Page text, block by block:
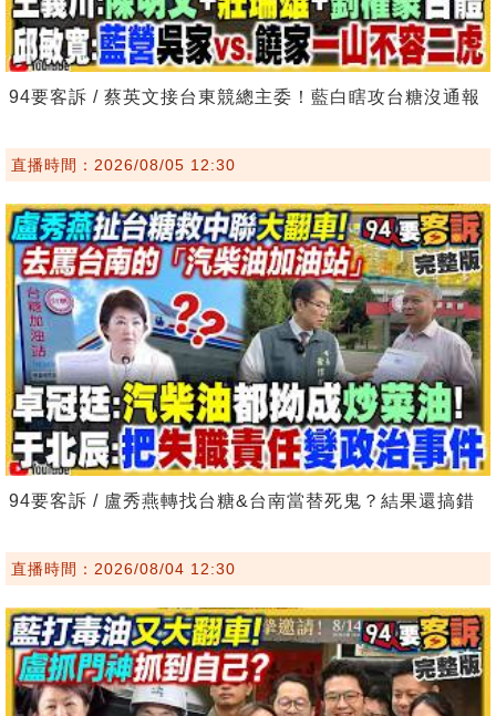
94要客訴 / 蔡英文接台東競總主委！藍白瞎攻台糖沒通報
直播時間：2026/08/05 12:30
94要客訴 / 盧秀燕轉找台糖&台南當替死鬼？結果還搞錯
直播時間：2026/08/04 12:30